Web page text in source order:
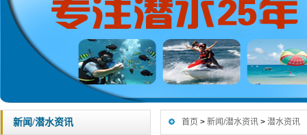
新闻/潜水资讯 首页 > 新闻/潜水资讯 > 潜水资讯